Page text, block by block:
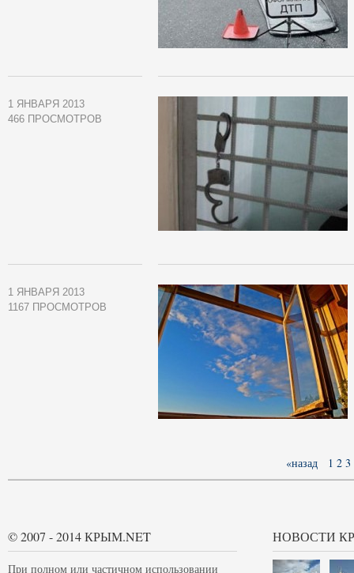
1 ЯНВАРЯ 2013
466 ПРОСМОТРОВ
1 ЯНВАРЯ 2013
1167 ПРОСМОТРОВ
«назад 1 2 3
© 2007 - 2014 КРЫМ.NET
При полном или частичном использовании
НОВОСТИ